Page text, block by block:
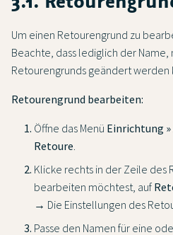
Um einen Retourengrund zu
Beachte, dass lediglich der Name,
Retourengrunds geändert werden
Retourengrund bearbeiten:
Öffne das Menü Einrichtung
Retoure.
Klicke rechts in der Zeile des
bearbeiten möchtest, auf
→ Die Einstellungen des
Passe den Namen für eine